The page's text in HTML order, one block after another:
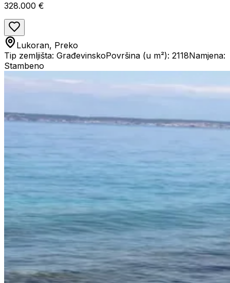
328.000 €
Lukoran, Preko
Tip zemljišta: GrađevinskoPovršina (u m²): 2118Namjena:
Stambeno